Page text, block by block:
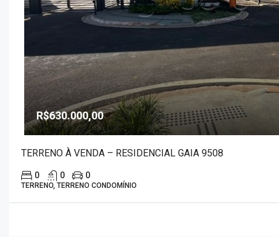
R$630.000,00
TERRENO À VENDA – RESIDENCIAL GAIA 9508
0 0 0
TERRENO, TERRENO CONDOMÍNIO